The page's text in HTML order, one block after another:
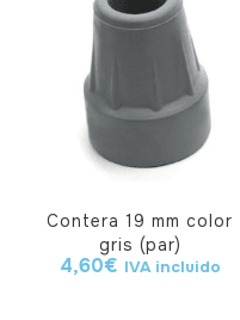
Contera 19 mm color
gris (par)
4,60€ IVA incluido